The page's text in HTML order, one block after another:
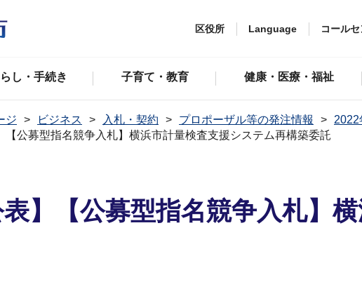
区役所 Language コール
らし・手続き 子育て・教育 健康・医療・福祉
ジ ビジネス 入札・契約 プロポーザル等の発注情報 2022
【公募型指名競争入札】横浜市計量検査支援システム再構築委託
表】【公募型指名競争入札】